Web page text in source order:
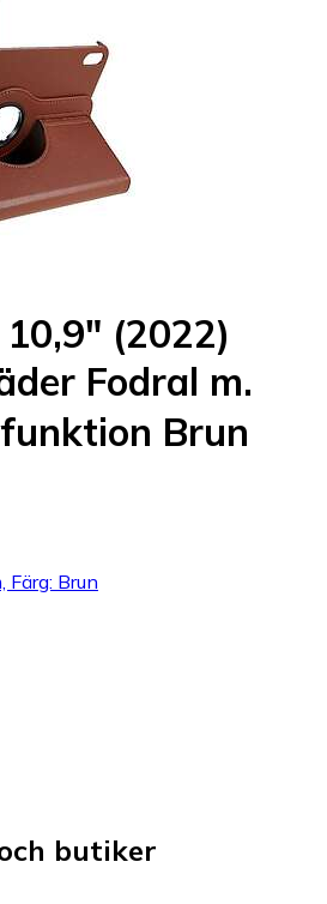
(2022)
Fodral m.
Brun
Färg: Brun
butiker